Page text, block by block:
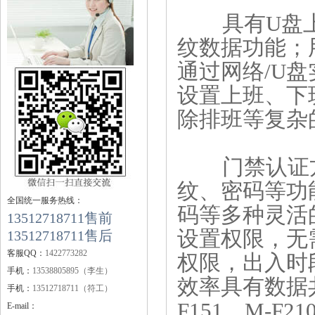
全国统一服务热线：
13512718711售前
13512718711售后
客服QQ： 1422773282
手机： 13538805895（李生）
手机： 13512718711（符工）
E-mail：
具有U盘上
纹数据功能
通过网络/U
设置上班、
除排班等复
门禁认证方
纹、密码等
码等多种灵
设置权限，
权限，出入
效率具有数据